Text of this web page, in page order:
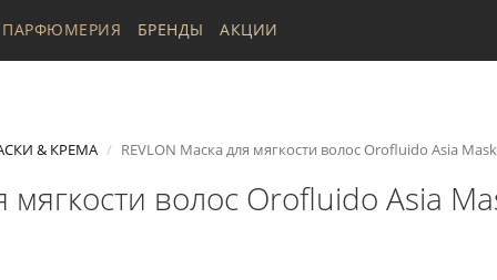
ПАРФЮМЕРИЯ БРЕНДЫ АКЦИИ
& КРЕМА REVLON Маска для мягкости волос Orofluido Asia Mask
мягкости волос Orofluido Asia